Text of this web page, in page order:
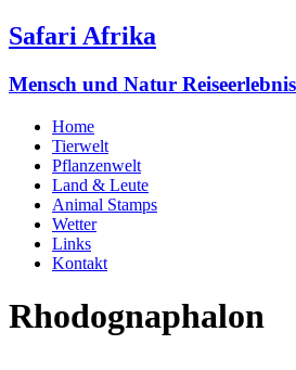
Safari Afrika
Mensch und Natur
Home
Tierwelt
Pflanzenwelt
Land & Leute
Animal Stamps
Wetter
Links
Kontakt
Rhodognaphalon